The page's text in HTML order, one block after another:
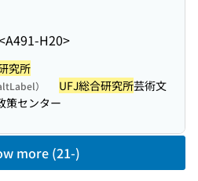
H20>
究所
） UFJ総合研究所芸術文
策センター
more (21-)